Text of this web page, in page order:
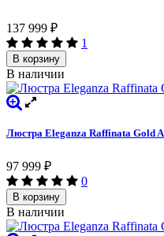
137 999 ₽
1
В корзину
В наличии
Люстра Eleganza Raffinata Gold
97 999 ₽
0
В корзину
В наличии